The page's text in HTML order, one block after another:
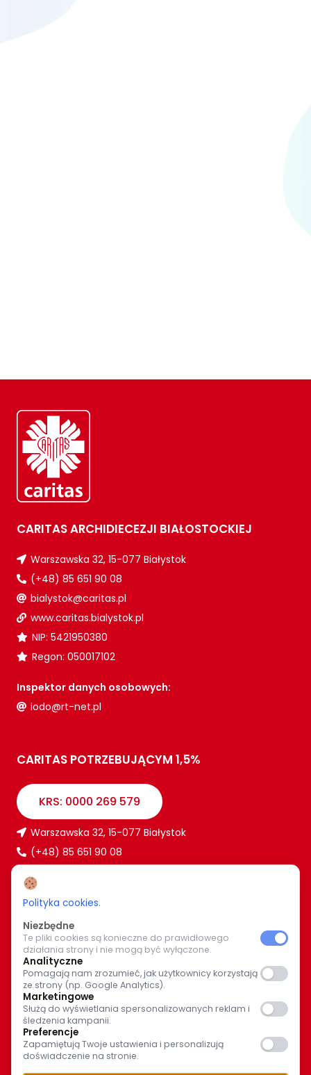
CARITAS ARCHIDIECEZJI BIAŁOSTOCKIEJ
Warszawska 32, 15-077 Białystok
(+48) 85 651 90 08
bialystok@caritas.pl
www.caritas.bialystok.pl
NIP: 5421950380
Regon: 050017102
Inspektor danych osobowych:
iodo@rt-net.pl
CARITAS POTRZEBUJĄCYM 1,5%
KRS: 0000 269 579
Warszawska 32, 15-077 Białystok
(+48) 85 651 90 08
bialystok@caritas.pl
WIĘCEJ O NAS
Bądź z nami na bieżąco. Wspólnymi siłami pomagajmy
potrzebującym.
Polityka cookies.
Niezbędne
Te pliki cookies są konieczne do prawidłowego
działania strony i nie mogą być wyłączone.
Analityczne
Pomagają nam zrozumieć, jak użytkownicy korzystają
ze strony (np. Google Analytics).
Marketingowe
Służą do wyświetlania spersonalizowanych reklam i
śledzenia kampanii.
Preferencje
Zapamiętują Twoje ustawienia i personalizują
doświadczenie na stronie.